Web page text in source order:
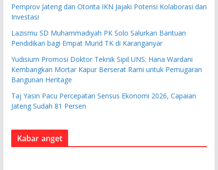
Pemprov Jateng dan Otorita IKN Jajaki Potensi Kolaborasi dan
Investasi
Lazismu SD Muhammadiyah PK Solo Salurkan Bantuan
Pendidikan bagi Empat Murid TK di Karanganyar
Yudisium Promosi Doktor Teknik Sipil UNS: Hana Wardani
Kembangkan Mortar Kapur Berserat Rami untuk Pemugaran
Bangunan Heritage
Taj Yasin Pacu Percepatan Sensus Ekonomi 2026, Capaian
Jateng Sudah 81 Persen
Kabar anget